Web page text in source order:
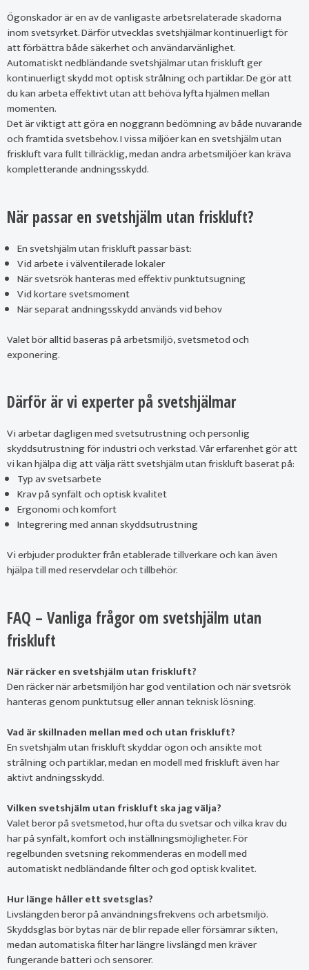
Ögonskador är en av de vanligaste arbetsrelaterade skadorna
inom svetsyrket. Därför utvecklas svetshjälmar kontinuerligt för
att förbättra både säkerhet och användarvänlighet.
Automatiskt nedbländande svetshjälmar utan friskluft ger
kontinuerligt skydd mot optisk strålning och partiklar. De gör att
du kan arbeta effektivt utan att behöva lyfta hjälmen mellan
momenten.
Det är viktigt att göra en noggrann bedömning av både nuvarande
och framtida svetsbehov. I vissa miljöer kan en svetshjälm utan
friskluft vara fullt tillräcklig, medan andra arbetsmiljöer kan kräva
kompletterande andningsskydd.
När passar en svetshjälm utan friskluft?
En svetshjälm utan friskluft passar bäst:
Vid arbete i välventilerade lokaler
När svetsrök hanteras med effektiv punktutsugning
Vid kortare svetsmoment
När separat andningsskydd används vid behov
Valet bör alltid baseras på arbetsmiljö, svetsmetod och
exponering.
Därför är vi experter på svetshjälmar
Vi arbetar dagligen med svetsutrustning och personlig
skyddsutrustning för industri och verkstad. Vår erfarenhet gör att
vi kan hjälpa dig att välja rätt svetshjälm utan friskluft baserat på:
Typ av svetsarbete
Krav på synfält och optisk kvalitet
Ergonomi och komfort
Integrering med annan skyddsutrustning
Vi erbjuder produkter från etablerade tillverkare och kan även
hjälpa till med reservdelar och tillbehör.
FAQ – Vanliga frågor om svetshjälm utan
friskluft
När räcker en svetshjälm utan friskluft?
Den räcker när arbetsmiljön har god ventilation och när svetsrök
hanteras genom punktutsug eller annan teknisk lösning.
Vad är skillnaden mellan med och utan friskluft?
En svetshjälm utan friskluft skyddar ögon och ansikte mot
strålning och partiklar, medan en modell med friskluft även har
aktivt andningsskydd.
Vilken svetshjälm utan friskluft ska jag välja?
Valet beror på svetsmetod, hur ofta du svetsar och vilka krav du
har på synfält, komfort och inställningsmöjligheter. För
regelbunden svetsning rekommenderas en modell med
automatiskt nedbländande filter och god optisk kvalitet.
Hur länge håller ett svetsglas?
Livslängden beror på användningsfrekvens och arbetsmiljö.
Skyddsglas bör bytas när de blir repade eller försämrar sikten,
medan automatiska filter har längre livslängd men kräver
fungerande batteri och sensorer.